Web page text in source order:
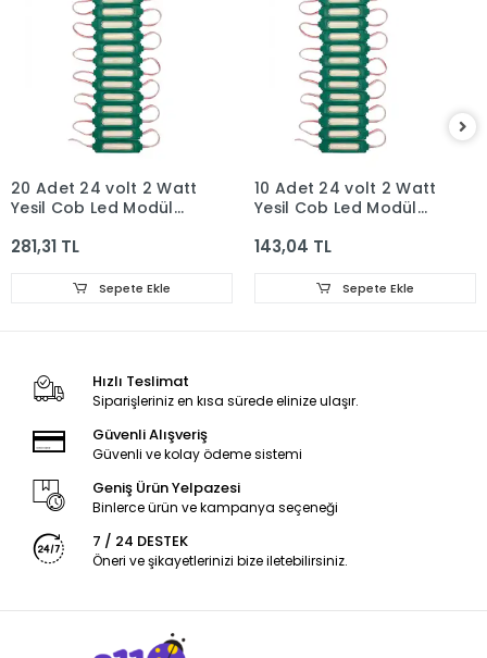
20 Adet 24 volt 2 Watt
Yeşil Cob Led Modül
281,31 TL
Sepete Ekle
10 Adet 24 volt 2 Watt
Yeşil Cob Led Modül
143,04 TL
Sepete Ekle
Hızlı Teslimat
Siparişleriniz en kısa sürede elinize ulaşır.
Güvenli Alışveriş
Güvenli ve kolay ödeme sistemi
Geniş Ürün Yelpazesi
Binlerce ürün ve kampanya seçeneği
7 / 24 DESTEK
Öneri ve şikayetlerinizi bize iletebilirsiniz.